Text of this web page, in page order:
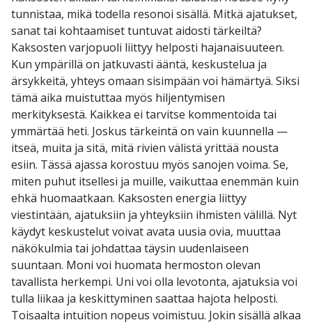
tunnistaa, mikä todella resonoi sisällä. Mitkä ajatukset,
sanat tai kohtaamiset tuntuvat aidosti tärkeiltä?
Kaksosten varjopuoli liittyy helposti hajanaisuuteen.
Kun ympärillä on jatkuvasti ääntä, keskustelua ja
ärsykkeitä, yhteys omaan sisimpään voi hämärtyä. Siksi
tämä aika muistuttaa myös hiljentymisen
merkityksestä. Kaikkea ei tarvitse kommentoida tai
ymmärtää heti. Joskus tärkeintä on vain kuunnella —
itseä, muita ja sitä, mitä rivien välistä yrittää nousta
esiin. Tässä ajassa korostuu myös sanojen voima. Se,
miten puhut itsellesi ja muille, vaikuttaa enemmän kuin
ehkä huomaatkaan. Kaksosten energia liittyy
viestintään, ajatuksiin ja yhteyksiin ihmisten välillä. Nyt
käydyt keskustelut voivat avata uusia ovia, muuttaa
näkökulmia tai johdattaa täysin uudenlaiseen
suuntaan. Moni voi huomata hermoston olevan
tavallista herkempi. Uni voi olla levotonta, ajatuksia voi
tulla liikaa ja keskittyminen saattaa hajota helposti.
Toisaalta intuition nopeus voimistuu. Jokin sisällä alkaa